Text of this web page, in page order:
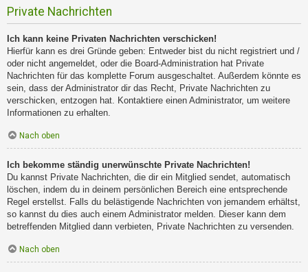
Private Nachrichten
Ich kann keine Privaten Nachrichten verschicken!
Hierfür kann es drei Gründe geben: Entweder bist du nicht registriert und /
oder nicht angemeldet, oder die Board-Administration hat Private
Nachrichten für das komplette Forum ausgeschaltet. Außerdem könnte es
sein, dass der Administrator dir das Recht, Private Nachrichten zu
verschicken, entzogen hat. Kontaktiere einen Administrator, um weitere
Informationen zu erhalten.
Nach oben
Ich bekomme ständig unerwünschte Private Nachrichten!
Du kannst Private Nachrichten, die dir ein Mitglied sendet, automatisch
löschen, indem du in deinem persönlichen Bereich eine entsprechende
Regel erstellst. Falls du belästigende Nachrichten von jemandem erhältst,
so kannst du dies auch einem Administrator melden. Dieser kann dem
betreffenden Mitglied dann verbieten, Private Nachrichten zu versenden.
Nach oben